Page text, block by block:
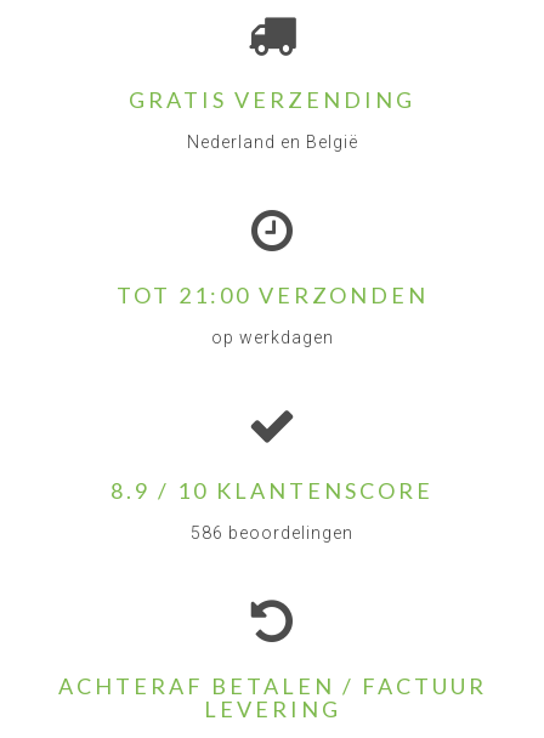
GRATIS VERZENDING
Nederland en België
TOT 21:00 VERZONDEN
op werkdagen
8.9 / 10 KLANTENSCORE
586 beoordelingen
ACHTERAF BETALEN / FACTUUR
LEVERING